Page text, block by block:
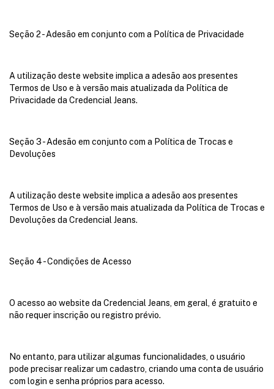
Seção 2 - Adesão em conjunto com a Política de Privacidade
A utilização deste website implica a adesão aos presentes
Termos de Uso e à versão mais atualizada da Política de
Privacidade da Credencial Jeans.
Seção 3 - Adesão em conjunto com a Política de Trocas e
Devoluções
A utilização deste website implica a adesão aos presentes
Termos de Uso e à versão mais atualizada da Política de Trocas e
Devoluções da Credencial Jeans.
Seção 4 - Condições de Acesso
O acesso ao website da Credencial Jeans, em geral, é gratuito e
não requer inscrição ou registro prévio.
No entanto, para utilizar algumas funcionalidades, o usuário
pode precisar realizar um cadastro, criando uma conta de usuário
com login e senha próprios para acesso.